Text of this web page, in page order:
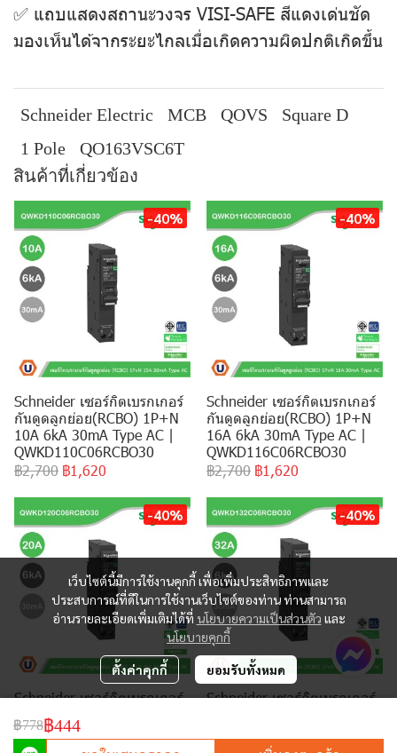
✅ แถบแสดงสถานะวงจร VISI-SAFE สีแดงเด่นชัด
มองเห็นได้จากระยะไกลเมื่อเกิดความผิดปกติเกิดขึ้น
Schneider Electric MCB QOVS
Square D
1 Pole
QO163VSC6T
สินค้าที่เกี่ยวข้อง
-40%
Schneider เซอร์กิตเบรกเกอร์
กันดูดลูกย่อย(RCBO) 1P+N
10A 6kA 30mA Type AC |
QWKD110C06RCBO30
฿2,700 ฿1,620
-40%
Schneider เซอร์กิตเบรกเกอร์
กันดูดลูกย่อย(RCBO) 1P+N
16A 6kA 30mA Type AC |
QWKD116C06RCBO30
฿2,700 ฿1,620
-40%
Schneider เซอร์กิตเบรกเกอร์
กันดูดลูกย่อย(RCBO) 1P+N
20A 6kA 30mA Type AC |
QWKD120C06RCBO30
-40%
Schneider เซอร์กิตเบรกเกอร์
QWKD132C06RCBO30
฿778฿444
เว็บไซต์นี้มีการใช้งานคุกกี้ เพื่อเพิ่มประสิทธิภาพและ
ประสบการณ์ที่ดีในการใช้งานเว็บไซต์ของท่าน ท่านสามารถ
อ่านรายละเอียดเพิ่มเติมได้ที่ นโยบายความเป็นส่วนตัว และ
นโยบายคุกกี้
ตั้งค่าคุกกี้ ยอมรับทั้งหมด